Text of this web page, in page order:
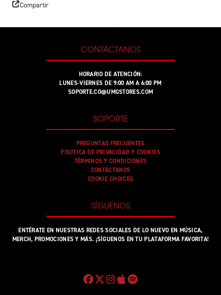
Compartir
CONTÁCTANOS
HORARIO DE ATENCIÓN:
LUNES-VIERNES DE 9:00 AM A 6:00 PM
SOPORTE.CO@UMGSTORES.COM
SOPORTE
PREGUNTAS FRECUENTES
POLÍTICA DE PRIVACIDAD Y COOKIES
TÉRMINOS Y CONDICIONES
CONTÁCTANOS
COOKIE CHOICES
SÍGUENOS
ENTÉRATE EN NUESTRAS REDES SOCIALES DE LO NUEVO EN MÚSICA,
MERCH, PROMOCIONES Y MÁS. ¡SÍGUENOS EN TU PLATAFORMA FAVORITA!